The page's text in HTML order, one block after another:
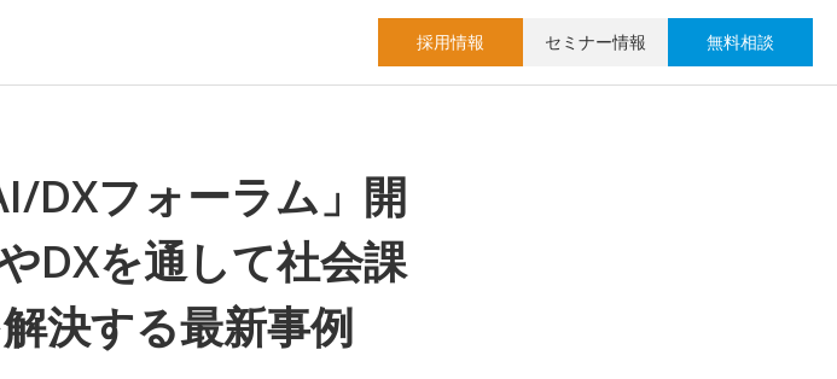
採用情報 セミナー情報 無料相談
DXフォーラム」開
DXを通して社会課
決する最新事例